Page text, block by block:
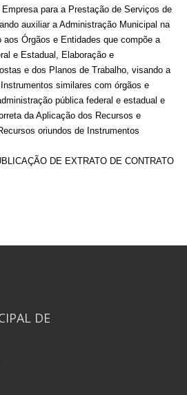
para a Prestação de Serviços de
auxiliar a Administração Municipal na
Órgãos e Entidades que compõe a
e Estadual, Elaboração e
e dos Planos de Trabalho, visando a
similares com órgãos e
pública federal e estadual e
da Aplicação dos Recursos e
oriundos de Instrumentos
DE EXTRATO DE CONTRATO
DE